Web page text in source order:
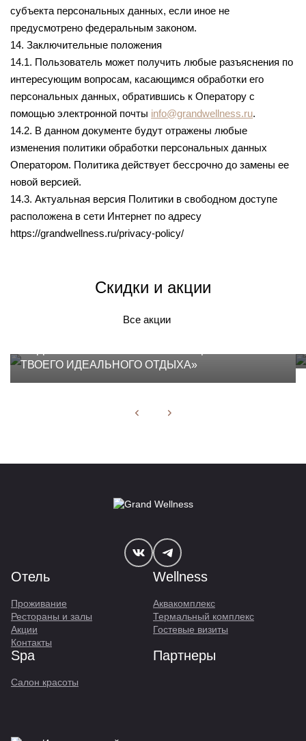
субъекта персональных данных, если иное не
предусмотрено федеральным законом.
14. Заключительные положения
14.1. Пользователь может получить любые разъяснения по
интересующим вопросам, касающимся обработки его
персональных данных, обратившись к Оператору с
помощью электронной почты info@grandwellness.ru.
14.2. В данном документе будут отражены любые
изменения политики обработки персональных данных
Оператором. Политика действует бессрочно до замены ее
новой версией.
14.3. Актуальная версия Политики в свободном доступе
расположена в сети Интернет по адресу
https://grandwellness.ru/privacy-policy/
Скидки и акции
Все акции
ТВОЕГО ИДЕАЛЬНОГО ОТДЫХА»
Отель
Проживание
Рестораны и залы
Акции
Контакты
Wellness
Аквакомплекс
Термальный комплекс
Гостевые визиты
Spa
Салон красоты
Партнеры